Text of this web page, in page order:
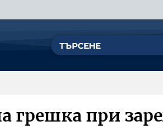
грешка при